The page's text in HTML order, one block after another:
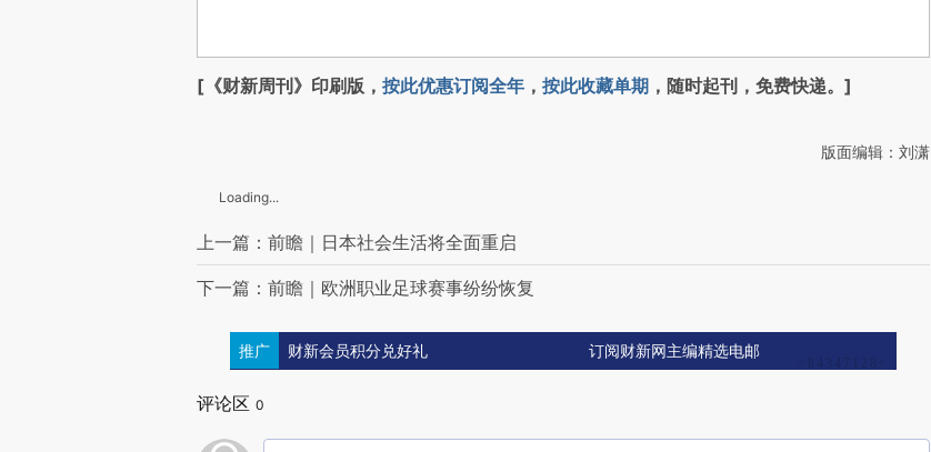
[《财新周刊》印刷版， 按此优惠订阅全年 ， 按此收藏单期 ，随时起刊，免费快递。]
版面编辑：刘潇
Loading...
上一篇：前瞻｜日本社会生活将全面重启
下一篇：前瞻｜欧洲职业足球赛事纷纷恢复
推广 财新会员积分兑好礼 订阅财新网主编精选电邮
评论区 0